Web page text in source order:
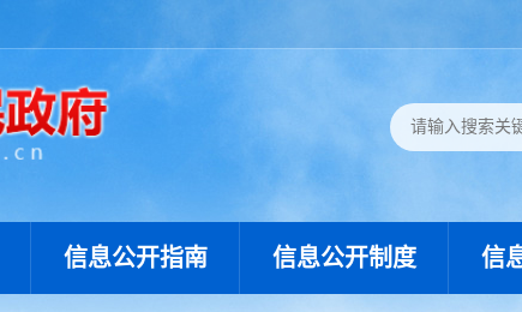
信息公开指南 信息公开制度 信